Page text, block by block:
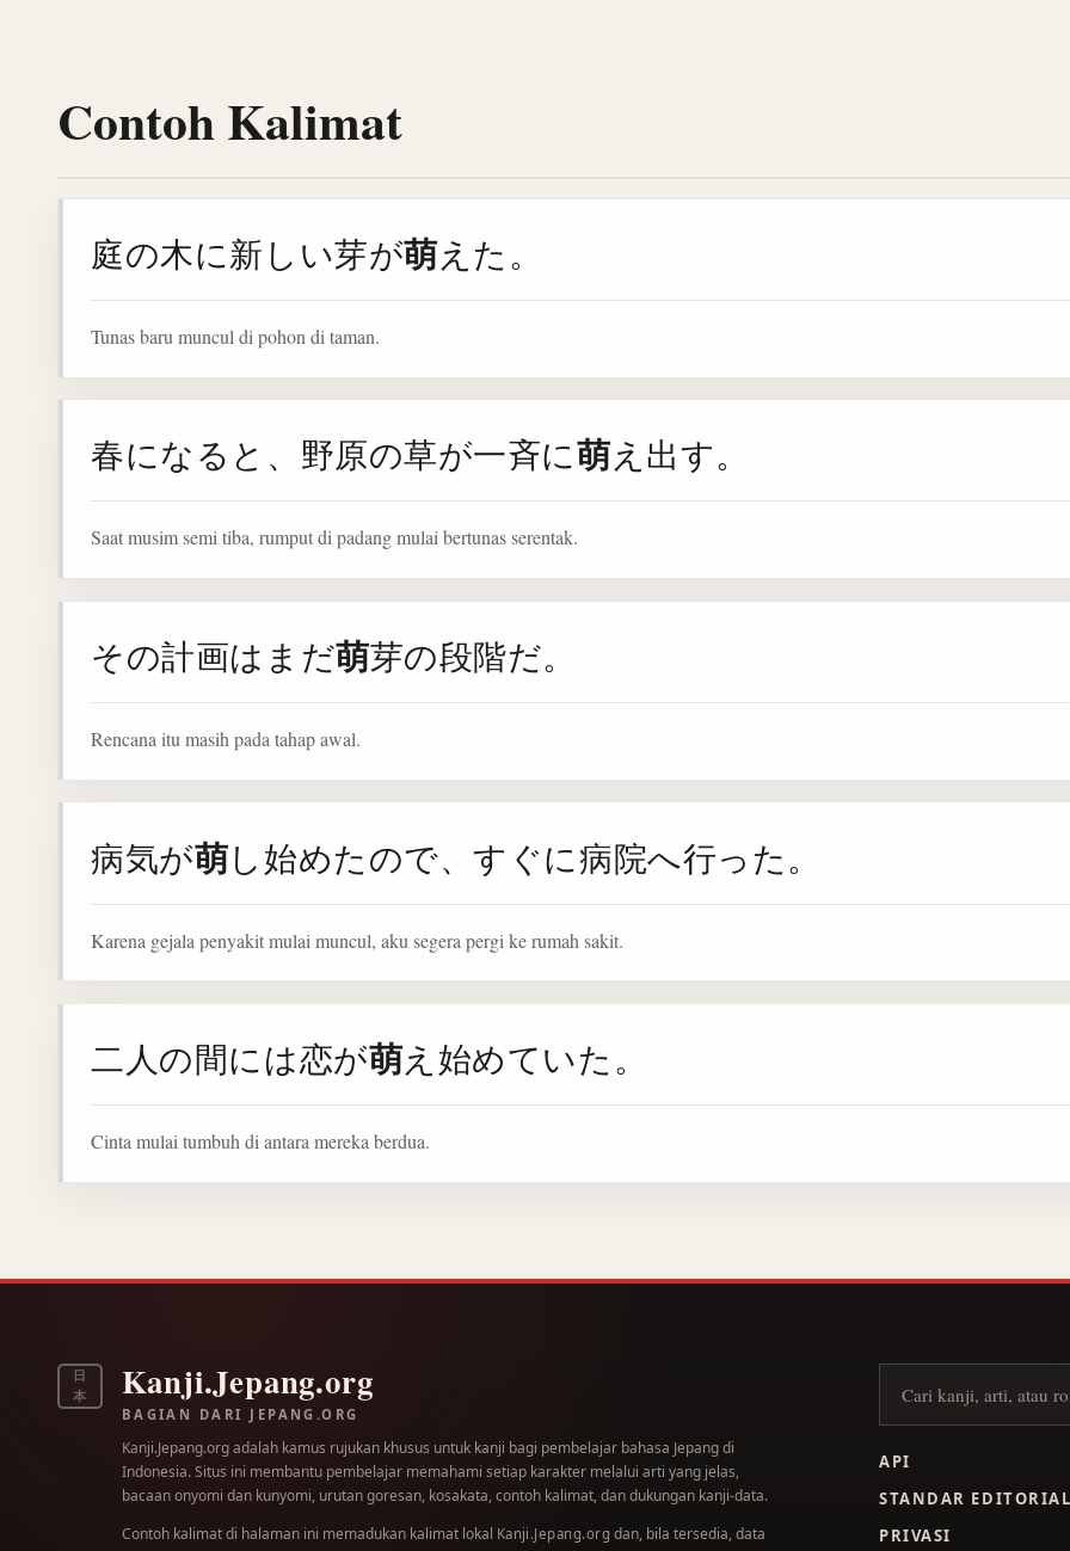
Contoh Kalimat
庭の木に新しい芽が萌えた。
Tunas baru muncul di pohon di taman.
春になると、野原の草が一斉に萌え出す。
Saat musim semi tiba, rumput di padang mulai bertunas serentak.
その計画はまだ萌芽の段階だ。
Rencana itu masih pada tahap awal.
病気が萌し始めたので、すぐに病院へ行った。
Karena gejala penyakit mulai muncul, aku segera pergi ke rumah sakit.
二人の間には恋が萌え始めていた。
Cinta mulai tumbuh di antara mereka berdua.
日
本
Kanji.Jepang.org
BAGIAN DARI JEPANG.ORG
Kanji.Jepang.org adalah kamus rujukan khusus untuk kanji bagi pembelajar bahasa Jepang di
Indonesia. Situs ini membantu pembelajar memahami setiap karakter melalui arti yang jelas,
bacaan onyomi dan kunyomi, urutan goresan, kosakata, contoh kalimat, dan dukungan kanji-data.
Contoh kalimat di halaman ini memadukan kalimat lokal Kanji.Jepang.org dan, bila tersedia, data
Cari kanji
API
STANDAR EDITORIAL
PRIVASI